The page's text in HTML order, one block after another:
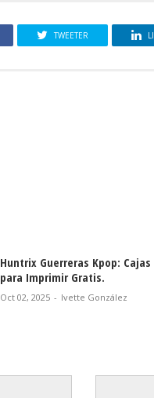
TWEETER
Huntrix Guerreras Kpop: Cajas
para Imprimir Gratis.
Oct 02, 2025 - Ivette González